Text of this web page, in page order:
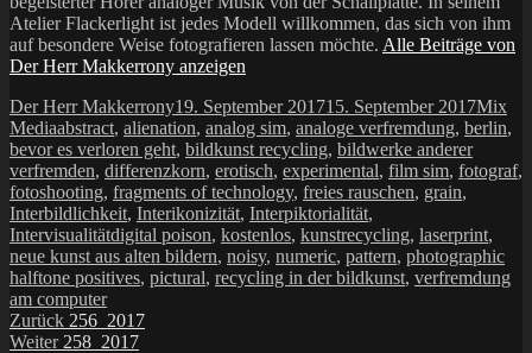
Atelier Flackerlight ist jedes Modell willkommen, das sich von ihm
auf besondere Weise fotografieren lassen möchte. Alle Beiträge von
Der Herr Makkerrony anzeigen
Autor
Der Herr MakkerronyVeröffentlicht
am
19. September 201715. September 2017Mix
MediaSchlagwörter
abstract, alienation, analog sim, analoge verfremdung, berlin,
bevor es verloren geht, bildkunst recycling, bildwerke anderer
verfremden, differenzkorn, erotisch, experimental, film sim, fotograf,
fotoshooting, fragments of technology, freies rauschen, grain,
Interbildlichkeit, Interikonizität, Interpiktorialität,
Intervisualitätdigital poison, kostenlos, kunstrecycling, laserprint,
neue kunst aus alten bildern, noisy, numeric, pattern, photographic
halftone positives, pictural, recycling in der bildkunst, verfremdung
am computer
Beitragsnavigation
Zurück Vorheriger
Beitrag:
256_2017
Weiter Nächster
258_2017